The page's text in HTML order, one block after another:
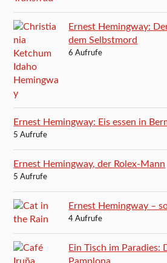
Ernest Hemingway:
dem Selbstmord
6 Aufrufe
Ernest Hemingway: Eis essen in
5 Aufrufe
Ernest Hemingway, der Rolex-Mann
5 Aufrufe
Ernest Hemingway –
4 Aufrufe
Ein Tisch im Paradies: